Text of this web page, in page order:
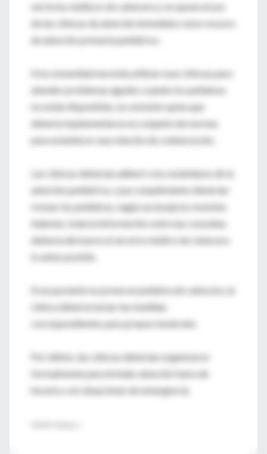
servicios médicos de cabecera y se opone al uso
de las clínicas de atención inmediata como recurso
de atención primaria pediátrica.
Si la comunidad necesita utilizar esas clínicas para
atender problemas agudos cuando los pediatras
no están disponibles, la comisión opina que
debería implementarse un conjunto de normas
para establecer una relación de colaboración.
Las clínicas deberían adherir a los estándares de la
atención pediátrica, cuyo cumplimiento deberían
revisar los pediatras, según aconseja la comisión.
Además, toda la información sobre las consultas
debería derivarse al servicio médico de cabecera
lo antes posible.
Si un paciente no posee un pediatra de cabecera, la
clínica debería tomar las medidas
correspondientes para proporcionárselo.
Por último, las clínicas deberían organizarse
formalmente para brindar atención fuera de
horario o en situaciones de emergencia.